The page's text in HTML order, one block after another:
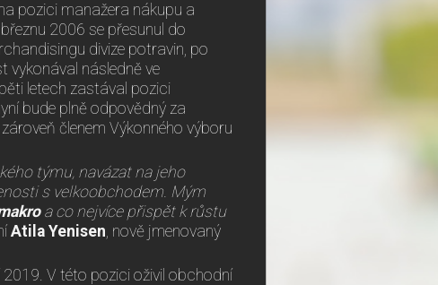
pozici manažera nákupu a
2006 se přesunul do
divize potravin, po
vykonával následně ve
letech zastával pozici
bude plně odpovědný za
členem Výkonného výboru
týmu, navázat na jeho
s velkoobchodem. Mým
a co nejvíce přispět k růstu
Atila Yenisen, nově jmenovaný
2019. V této pozici oživil obchodní